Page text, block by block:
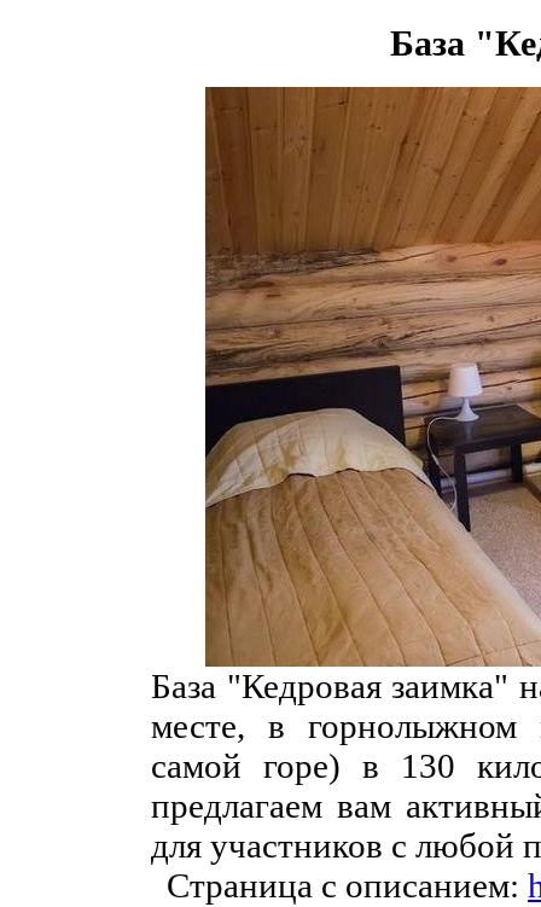
База
База "Кедровая заимка"
месте, в горнолыжном
самой горе) в 130
предлагаем вам
для участников с любой
Страница с описанием: